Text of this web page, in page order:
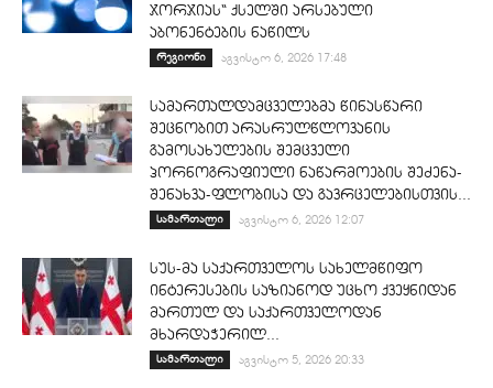
ჯორჯიას“ ქსელში არსებული
აბონენტების ნაწილს
რეგიონი აგვისტო 6, 2026 17:48
სამართალდამცველებმა წინასწარი
შეცნობით არასრულწლოვანის
გამოსახულების შემცველი
პორნოგრაფიული ნაწარმოების შეძენა-
შენახვა-ფლობისა და გავრცელებისთვის...
სამართალი აგვისტო 6, 2026 12:07
სუს-მა საქართველოს სახელმწიფო
ინტერესების საზიანოდ უცხო ქვეყნიდან
მართულ და საქართველოდან
მხარდაჭერილ...
სამართალი აგვისტო 5, 2026 20:33